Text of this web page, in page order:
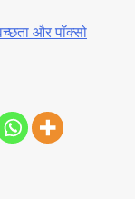
और पॉक्सो